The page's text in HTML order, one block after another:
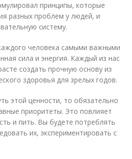
принципы, которые
разных проблем у людей, и
систему.
человека самыми важными
сила и энергия. Каждый из нас
создать прочную основу из
здоровья для зрелых годов.
этой ценности, то обязательно
приоритеты. Это повлияет
и пить. Вы будете потреблять
их, экспериментировать с